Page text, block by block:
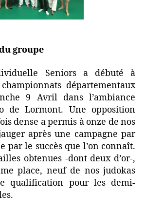
groupe
Seniors a débuté à
départementaux
9 Avril dans l’ambiance
de Lormont. Une opposition
dense a permis à onze de nos
après une campagne par
par le succès que l’on connaît.
obtenues -dont deux d’or-,
place, neuf de nos judokas
qualification pour les demi-